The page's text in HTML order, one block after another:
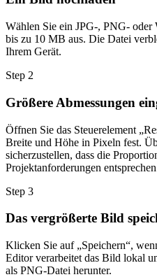
Wählen Sie ein JPG-, PNG-
bis zu 10 MB aus. Die Datei
Ihrem Gerät.
Step 2
Größere Abmessungen
Öffnen Sie das Steuerelement
Breite und Höhe in Pixeln fest.
sicherzustellen, dass die
Projektanforderungen
Step 3
Das vergrößerte Bild
Klicken Sie auf „Speichern“,
Editor verarbeitet das Bild lokal
als PNG-Datei herunter.